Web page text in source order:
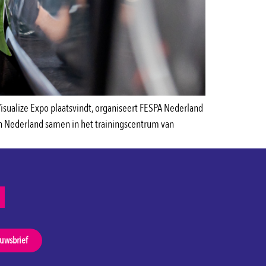
Expo plaatsvindt, organiseert FESPA Nederland
samen in het trainingscentrum van